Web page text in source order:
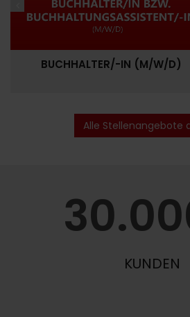
Jobs Startseite
BUCHHALTER/-IN (M/W/D)
Alle Stellenangebote
KUNDEN